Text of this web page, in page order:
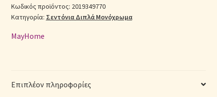
Σεντόνια Σετ
Σύνδεση
(Π:
200cm
Μ:
Μονόχρωμα
Κωδικός προϊόντος: 2019349770
Κατηγορία: Σεντόνια Διπλά Μονόχρωμα
MayHome
Επιπλέον πληροφορίες